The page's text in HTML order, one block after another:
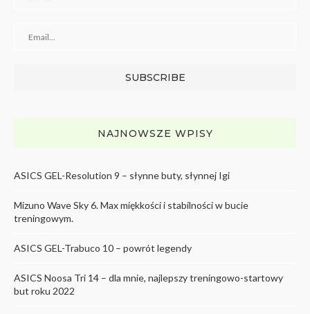
NAJNOWSZE WPISY
ASICS GEL-Resolution 9 – słynne buty, słynnej Igi
Mizuno Wave Sky 6. Max miękkości i stabilności w bucie
treningowym.
ASICS GEL-Trabuco 10 – powrót legendy
ASICS Noosa Tri 14 – dla mnie, najlepszy treningowo-startowy
but roku 2022